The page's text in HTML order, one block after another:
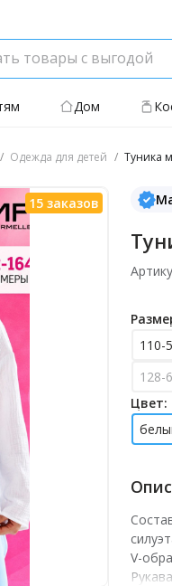
Дом
Одежда для детей Туника
110-
128-
Цвет:
V-